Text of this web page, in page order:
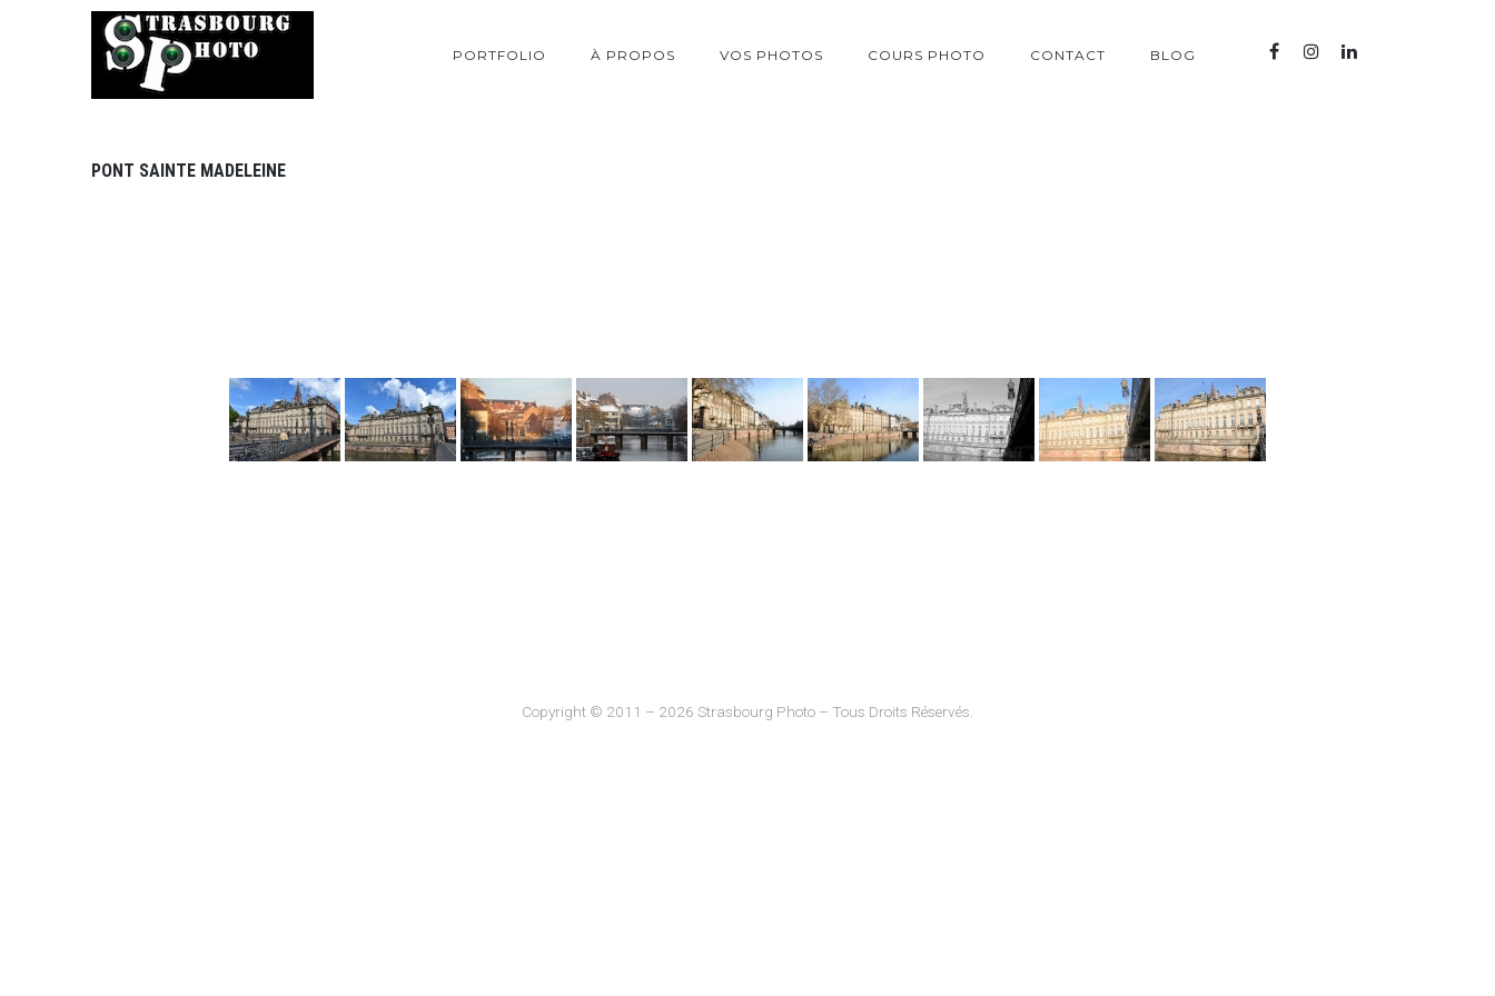
PORTFOLIO À PROPOS VOS PHOTOS COURS PHOTO CONTACT BLOG
PONT SAINTE MADELEINE
Copyright © 2011 – 2026 Strasbourg Photo – Tous Droits Réservés.